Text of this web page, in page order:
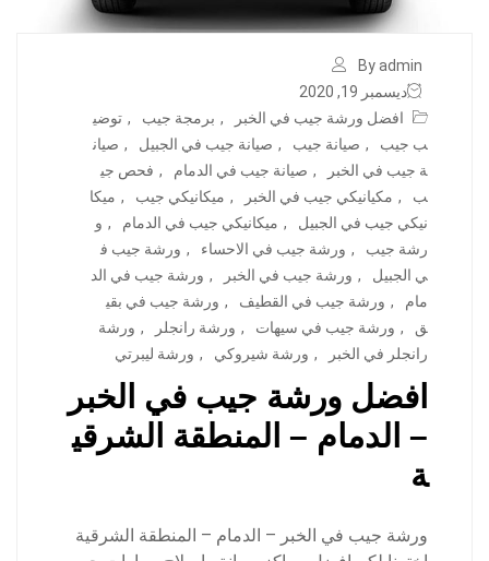
By admin
ديسمبر 19, 2020
افضل ورشة جيب في الخبر
, برمجة جيب , توضي
ب جيب
, صيانة جيب , صيانة جيب في الجبيل , صيان
ة جيب في الخبر
, صيانة جيب في الدمام , فحص جي
ب
, مكيانيكي جيب في الخبر , ميكانيكي جيب , ميكا
نيكي جيب في الجبيل
, ميكانيكي جيب في الدمام , و
رشة جيب
, ورشة جيب في الاحساء , ورشة جيب ف
ي الجبيل
, ورشة جيب في الخبر , ورشة جيب في الد
مام
, ورشة جيب في القطيف , ورشة جيب في بقي
ق
, ورشة جيب في سيهات , ورشة رانجلر , ورشة
رانجلر في الخبر
, ورشة شيروكي , ورشة ليبرتي
افضل ورشة جيب في الخبر
– الدمام – المنطقة الشرقي
ة
ورشة جيب في الخبر – الدمام – المنطقة الشرقية